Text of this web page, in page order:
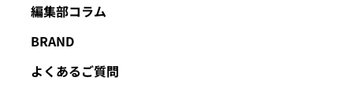
編集部コラム
BRAND
よくあるご質問